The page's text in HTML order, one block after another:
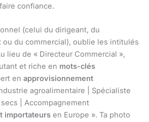
confiance.
(celui du dirigeant, du
ou du commercial), oublie les intitulés
lieu de « Directeur Commercial »,
et riche en mots-clés
en approvisionnement
agroalimentaire | Spécialiste
| Accompagnement
importateurs en Europe ». Ta photo